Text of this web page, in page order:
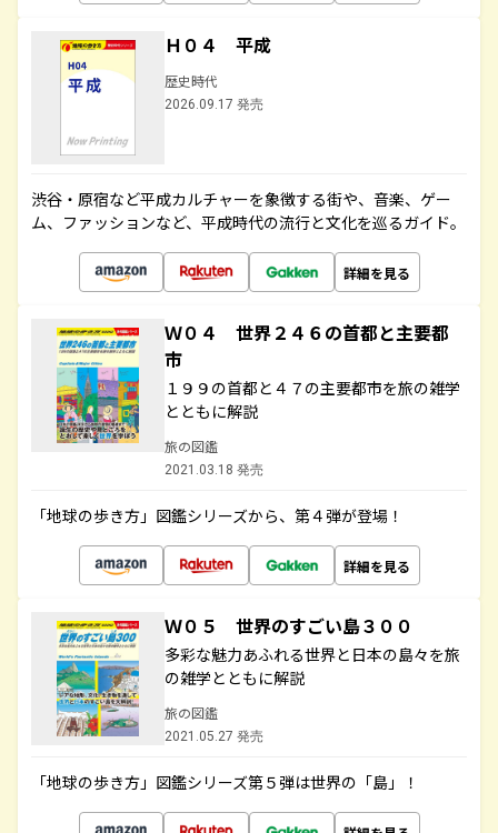
Ｈ０４ 平成
歴史時代
2026.09.17 発売
渋谷・原宿など平成カルチャーを象徴する街や、音楽、ゲー
ム、ファッションなど、平成時代の流行と文化を巡るガイド。
詳細を見る
Ｗ０４ 世界２４６の首都と主要都
市
１９９の首都と４７の主要都市を旅の雑学
とともに解説
旅の図鑑
2021.03.18 発売
「地球の歩き方」図鑑シリーズから、第４弾が登場！
詳細を見る
Ｗ０５ 世界のすごい島３００
多彩な魅力あふれる世界と日本の島々を旅
の雑学とともに解説
旅の図鑑
2021.05.27 発売
「地球の歩き方」図鑑シリーズ第５弾は世界の「島」！